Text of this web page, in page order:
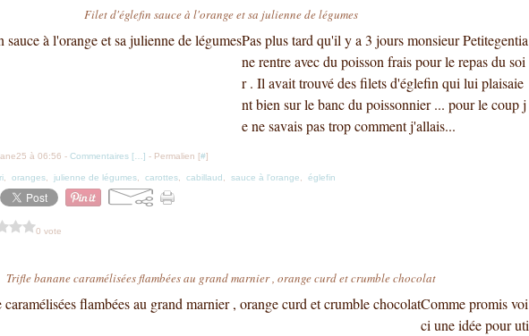
Filet d'églefin sauce à l'orange et sa julienne de légumes
Pas plus tard qu'il y a 3 jours monsieur Petitegentia
ne rentre avec du poisson frais pour le repas du soi
r . Il avait trouvé des filets d'églefin qui lui plaisaie
nt bien sur le banc du poissonnier ... pour le coup j
e ne savais pas trop comment j'allais...
à 06:56 - Commentaires [ ] - Permalien [#]
oranges julienne de légumes carottes cabillaud sauce à l'orange églefin
0 vote
Trifle banane caramélisées flambées au grand marnier , orange curd et crumble chocolat
Comme promis voi
ci une idée pour uti